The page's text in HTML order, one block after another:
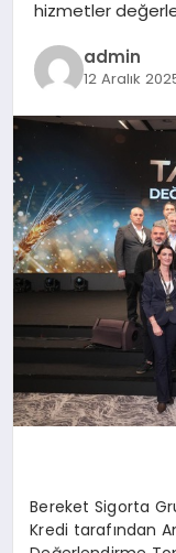
hizmetler
admin
12 Aralık
Bereket Sigorta
Kredi tarafından